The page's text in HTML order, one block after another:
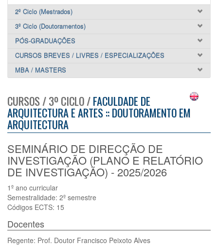
2º Ciclo (Mestrados)
3º Ciclo (Doutoramentos)
PÓS-GRADUAÇÕES
CURSOS BREVES / LIVRES / ESPECIALIZAÇÕES
MBA / MASTERS
CURSOS / 3º CICLO /FACULDADE DE
ARQUITECTURA E ARTES :: DOUTORAMENTO EM
ARQUITECTURA
SEMINÁRIO DE DIRECÇÃO DE
INVESTIGAÇÃO (PLANO E RELATÓRIO
DE INVESTIGAÇÃO) - 2025/2026
1º ano curricular
Semestralidade: 2º semestre
Códigos ECTS: 15
Docentes
Regente: Prof. Doutor Francisco Peixoto Alves